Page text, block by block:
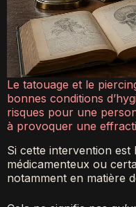
Le tatouage et le
bonnes conditions
risques pour une
à provoquer une
Si cette intervention est
médicamenteux ou
notamment en matière